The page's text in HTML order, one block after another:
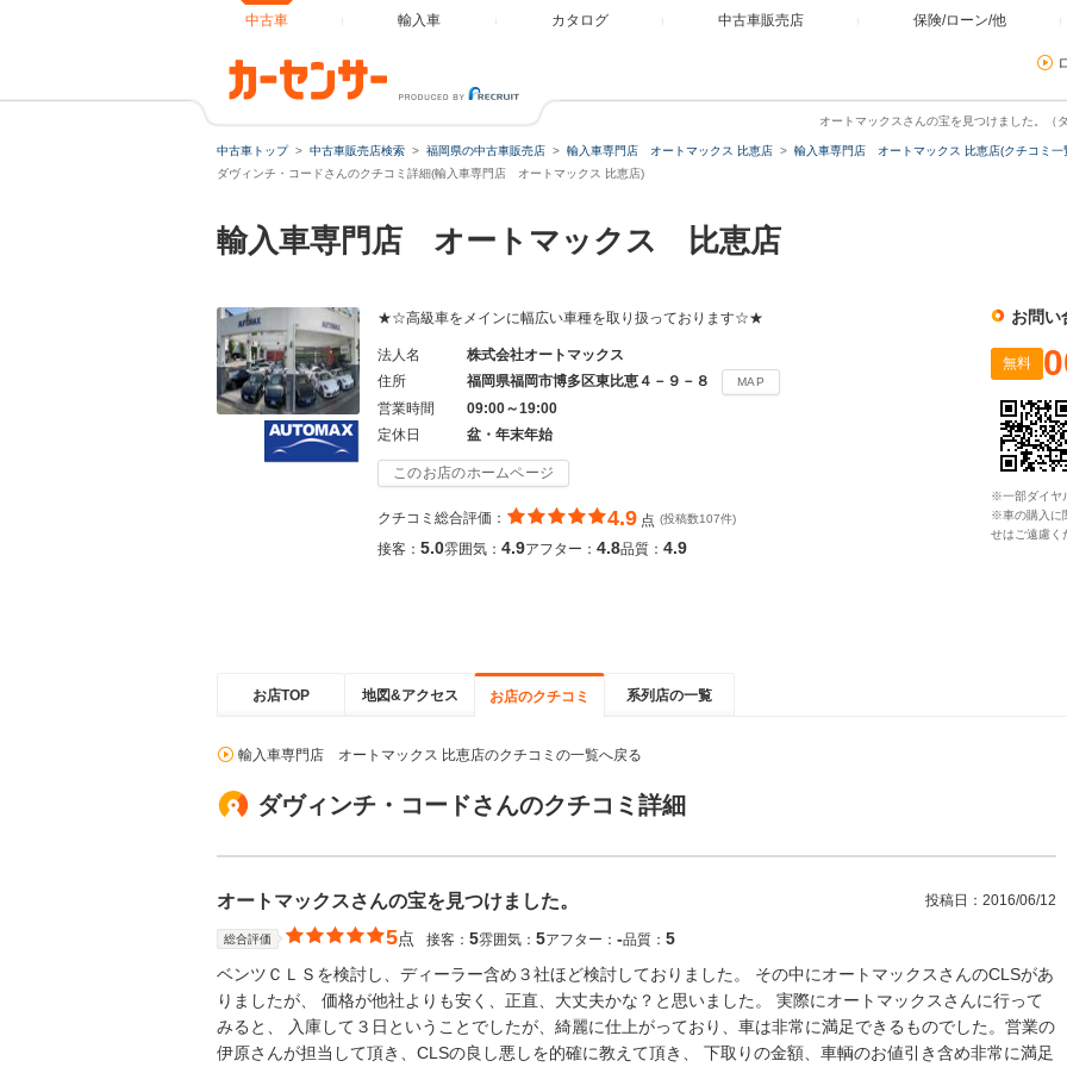
中古車 輸入車 カタログ 中古車販売店 保険/ローン/他
オートマックスさんの宝を見つけました。（
中古車トップ 中古車販売店検索 福岡県の中古車販売店 輸入車専門店 オートマックス 比恵店
輸入車専門店 オートマックス 比恵店(クチコミ一
ダヴィンチ・コードさんのクチコミ詳細(輸入車専門店 オートマックス 比恵店)
輸入車専門店 オートマックス 比恵店
★☆高級車をメインに幅広い車種を取り扱っております☆★
法人名
株式会社オートマックス
住所
福岡県福岡市博多区東比恵４－９－８ MAP
営業時間
09:00～19:00
定休日
盆・年末年始
このお店のホームページ
クチコミ総合評価： 4.9 点 (投稿数107件)
接客： 5.0雰囲気： 4.9アフター： 4.8品質： 4.9
お問い
無料
※一部ダイヤ
※車の購入に
せはご遠慮く
お店TOP 地図&アクセス お店のクチコミ 系列店の一覧
輸入車専門店 オートマックス 比恵店のクチコミの一覧へ戻る
ダヴィンチ・コードさんのクチコミ詳細
オートマックスさんの宝を見つけました。 投稿日： 2016/06/12
総合評価 5点 接客： 5雰囲気： 5アフター： ‐品質： 5
ベンツＣＬＳを検討し、ディーラー含め３社ほど検討しておりました。 その中にオートマックスさんのCLSがあ
りましたが、 価格が他社よりも安く、正直、大丈夫かな？と思いました。 実際にオートマックスさんに行って
みると、 入庫して３日ということでしたが、綺麗に仕上がっており、車は非常に満足できるものでした。営業の
伊原さんが担当して頂き、CLSの良し悪しを的確に教えて頂き、 下取りの金額、車輌のお値引き含め非常に満足